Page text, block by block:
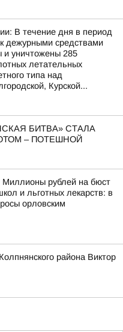
В течение дня в период
дежурными средствами
уничтожены 285
летательных
типа над
Курской...
БИТВА» СТАЛА
– ПОТЕШНОЙ
рублей на бюст
и льготных лекарств: в
орловским
района Виктор